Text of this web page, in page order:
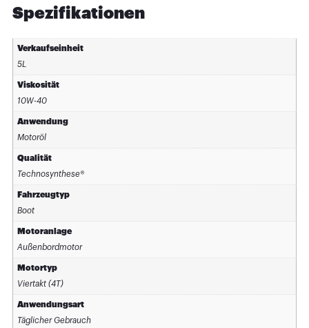
Spezifikationen
Verkaufseinheit
5L
Viskosität
10W-40
Anwendung
Motoröl
Qualität
Technosynthese®
Fahrzeugtyp
Boot
Motoranlage
Außenbordmotor
Motortyp
Viertakt (4T)
Anwendungsart
Täglicher Gebrauch